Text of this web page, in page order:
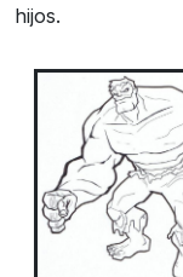
hijos.